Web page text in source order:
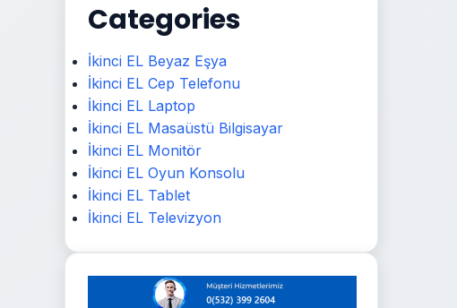
Categories
İkinci EL Beyaz Eşya
İkinci EL Cep Telefonu
İkinci EL Laptop
İkinci EL Masaüstü Bilgisayar
İkinci EL Monitör
İkinci EL Oyun Konsolu
İkinci EL Tablet
İkinci EL Televizyon